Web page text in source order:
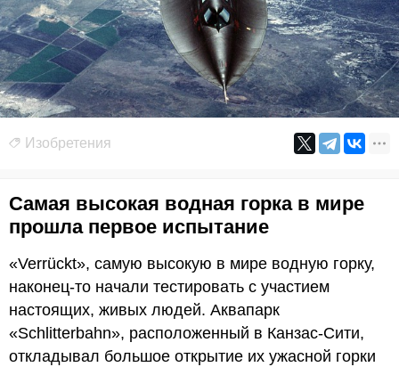
Изобретения
Самая высокая водная горка в мире
прошла первое испытание
«Verrückt», самую высокую в мире водную горку,
наконец-то начали тестировать с участием
настоящих, живых людей. Аквапарк
«Schlitterbahn», расположенный в Канзас-Сити,
откладывал большое открытие их ужасной горки